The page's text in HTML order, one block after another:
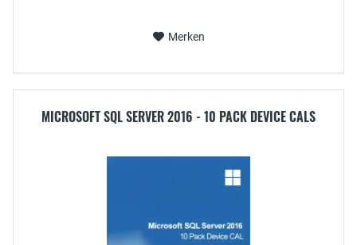
Merken
MICROSOFT SQL SERVER 2016 - 10 PACK DEVICE CALS